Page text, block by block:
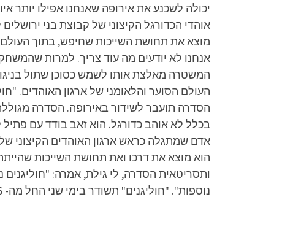
יכולה לשכנע את אירופה שאנחנו אפילו יותר
אוהדי הכדורגל הקיצוני של קבוצת בני
מוצא את תחושת השייכות שחיפש, בתוך העולם
אנחנו לא יודעים מה עוד צריך. למרות
המשטרה מאלצת אותו לשמש כסוכן שתול
הסדרה תועבר לשידור באירופה. הסדרה
בכלל לא אוהב כדורגל. הוא זאב בודד עם
אדם שמתגלה כראש ארגון האוהדים הקיצוני
הוא מוצא את דרכו ואת תחושת השייכות
ותסריטאית הסדרה, לי גילת, אמרה:
נוספות". "חוליגנים" תשודר בימי שני החל מה- 9.6, מיד אחרי מהדורת החדשות בכאן 11. הסדרה תשודר באירופה בהמשך השנה, לאחר השידור בישראל.